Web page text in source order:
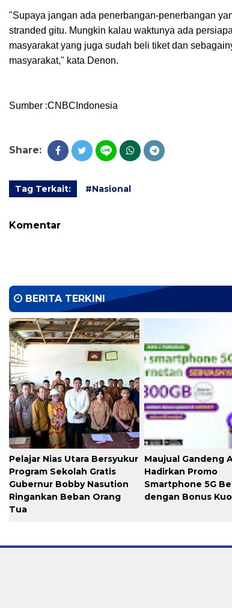
"Supaya jangan ada penerbangan-penerbangan
stranded gitu. Mungkin kalau waktunya ada
masyarakat yang juga sudah beli tiket dan
masyarakat," kata Denon.
Sumber :CNBCIndonesia
Share:
Tag Terkait: #Nasional
Komentar
BERITA TERKINI
Pelajar Nias Utara Bersyukur
Program Sekolah Gratis
Gubernur Bobby Nasution
Ringankan Beban Orang
Tua
Maujual Gandeng
Hadirkan Promo
Smartphone 5G
dengan Bonus